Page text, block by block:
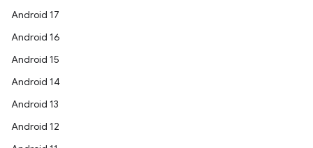
Android 17
Android 16
Android 15
Android 14
Android 13
Android 12